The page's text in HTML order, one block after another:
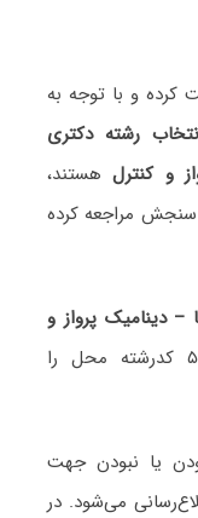
در آزمون دکتری ۱۴۰۵ شرکت کرده و با توجه به
رشته دکتری
و کنترلهستند،
سنجش مراجعه کرده
دینامیک پرواز و
هر داوطلب می‌تواند حداکثر ۵۰ کدرشته محل را
یا نبودن جهت
می‌شود. در